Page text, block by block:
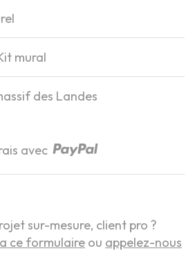
mural
des Landes
avec
sur-mesure, client pro ?
ce formulaire ou appelez-nous